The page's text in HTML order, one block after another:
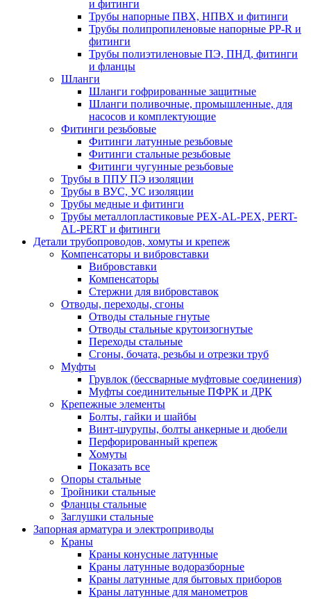
и фитинги
Трубы напорные ПВХ, НПВХ и фитинги
Трубы полипропиленовые напорные PP-R и
фитинги
Трубы полиэтиленовые ПЭ, ПНД, фитинги
и фланцы
Шланги
Шланги гофрированные защитные
Шланги поливочные, промышленные, для
насосов и комплектующие
Фитинги резьбовые
Фитинги латунные резьбовые
Фитинги стальные резьбовые
Фитинги чугунные резьбовые
Трубы в ППУ ПЭ изоляции
Трубы в ВУС, УС изоляции
Трубы медные и фитинги
Трубы металлопластиковые PEX-AL-PEX, PERT-
AL-PERT и фитинги
Детали трубопроводов, хомуты и крепеж
Компенсаторы и вибровставки
Вибровставки
Компенсаторы
Стержни для вибровставок
Отводы, переходы, сгоны
Отводы стальные гнутые
Отводы стальные крутоизогнутые
Переходы стальные
Сгоны, бочата, резьбы и отрезки труб
Муфты
Грувлок (бессварные муфтовые соединения)
Муфты соединительные ПФРК и ДРК
Крепежные элементы
Болты, гайки и шайбы
Винт-шурупы, болты анкерные и дюбели
Перфорированный крепеж
Хомуты
Показать все
Опоры стальные
Тройники стальные
Фланцы стальные
Заглушки стальные
Запорная арматура и электроприводы
Краны
Краны конусные латунные
Краны латунные водоразборные
Краны латунные для бытовых приборов
Краны латунные для манометров